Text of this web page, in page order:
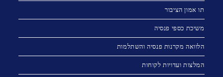
תו אמון הציבור
משיכת כספי פנסיה
הלוואה מקרנות פנסיה והשתלמות
המלצות ועדויות לקוחות